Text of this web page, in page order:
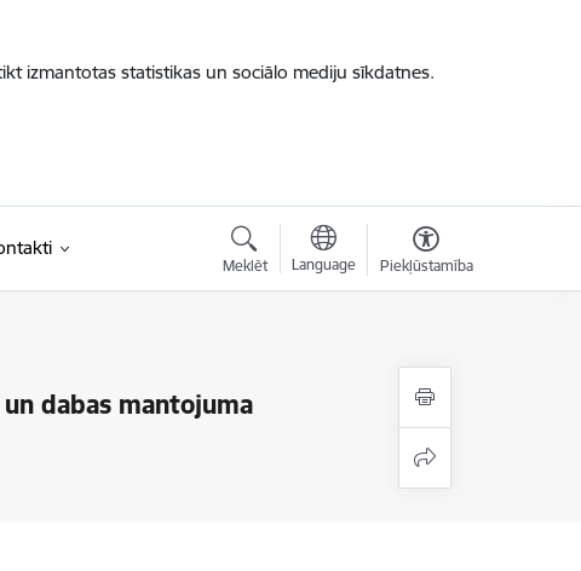
izmantotas statistikas un sociālo mediju sīkdatnes.
Meklēt Language Piekļūstamība
dabas mantojuma